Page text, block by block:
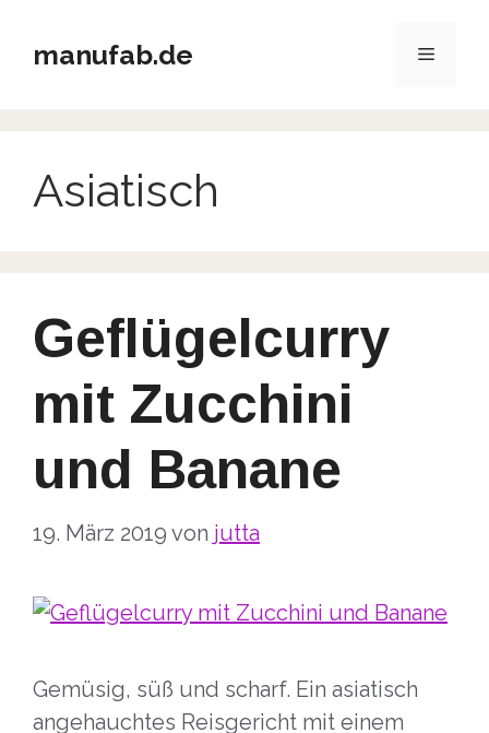
Inhaltmanufab.de Menü
Asiatisch
Geflügelcurry
mit Zucchini
und Banane
19. März 2019 von jutta
Gemüsig, süß und scharf. Ein asiatisch
angehauchtes Reisgericht mit einem